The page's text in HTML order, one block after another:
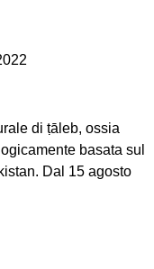
basata sul
Dal 15 agosto